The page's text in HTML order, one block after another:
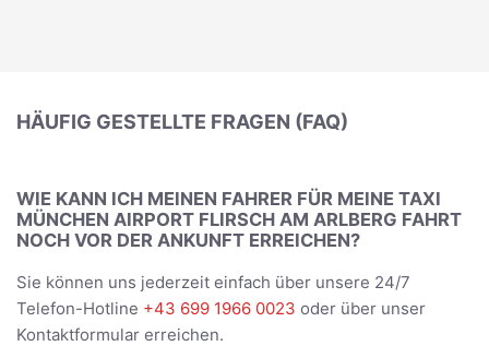
HÄUFIG GESTELLTE FRAGEN (FAQ)
WIE KANN ICH MEINEN FAHRER FÜR MEINE TAXI
MÜNCHEN AIRPORT FLIRSCH AM ARLBERG FAHRT
NOCH VOR DER ANKUNFT ERREICHEN?
Sie können uns jederzeit einfach über unsere 24/7
Telefon-Hotline +43 699 1966 0023 oder über unser
Kontaktformular erreichen.